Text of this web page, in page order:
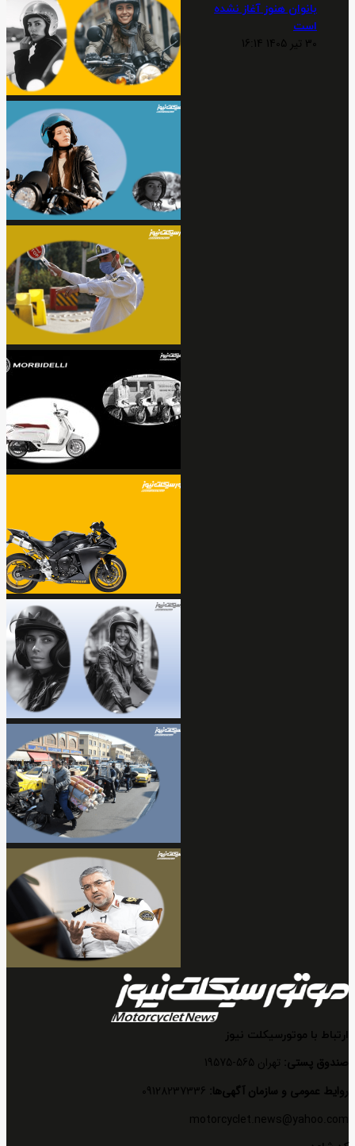
بانوان هنوز آغاز نشده
است
30 تیر 1405 16:14
ارتباط با موتورسیکلت نیوز
صندوق پستی: تهران 565-19575
روایط عمومی و سازمان آگهی‌ها:
motorcyclet.news@yahoo.com